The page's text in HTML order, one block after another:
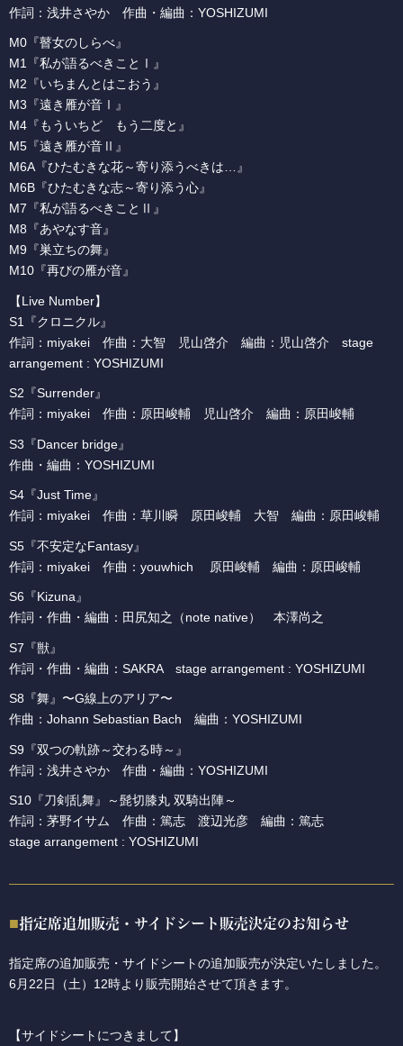
作詞：浅井さやか 作曲・編曲：YOSHIZUMI
M0『瞽女のしらべ』
M1『私が語るべきことⅠ』
M2『いちまんとはこおう』
M3『遠き雁が音Ⅰ』
M4『もういちど もう二度と』
M5『遠き雁が音Ⅱ』
M6A『ひたむきな花～寄り添うべきは…』
M6B『ひたむきな志～寄り添う心』
M7『私が語るべきことⅡ』
M8『あやなす音』
M9『巣立ちの舞』
M10『再びの雁が音』
【Live Number】
S1『クロニクル』
作詞：miyakei 作曲：大智 児山啓介 編曲：児山啓介 stage
arrangement : YOSHIZUMI
S2『Surrender』
作詞：miyakei 作曲：原田峻輔 児山啓介 編曲：原田峻輔
S3『Dancer bridge』
作曲・編曲：YOSHIZUMI
S4『Just Time』
作詞：miyakei 作曲：草川瞬 原田峻輔 大智 編曲：原田峻輔
S5『不安定なFantasy』
作詞：miyakei 作曲：youwhich 原田峻輔 編曲：原田峻輔
S6『Kizuna』
作詞・作曲・編曲：田尻知之（note native） 本澤尚之
S7『獣』
作詞・作曲・編曲：SAKRA stage arrangement : YOSHIZUMI
S8『舞』〜G線上のアリア〜
作曲：Johann Sebastian Bach 編曲：YOSHIZUMI
S9『双つの軌跡～交わる時～』
作詞：浅井さやか 作曲・編曲：YOSHIZUMI
S10『刀剣乱舞』～髭切膝丸 双騎出陣～
作詞：茅野イサム 作曲：篤志 渡辺光彦 編曲：篤志
stage arrangement : YOSHIZUMI
指定席追加販売・サイドシート販売決定のお知らせ
指定席の追加販売・サイドシートの追加販売が決定いたしました。
6月22日（土）12時より販売開始させて頂きます。
【サイドシートにつきまして】